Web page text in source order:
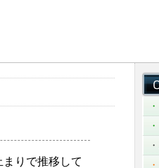
りで推移して